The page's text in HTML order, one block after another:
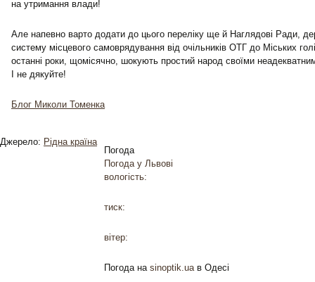
на утримання влади!
Але напевно варто додати до цього переліку ще й Наглядові Ради,
систему місцевого самоврядування від очільників ОТГ до Міських
останні роки, щомісячно, шокують простий народ своїми
І не дякуйте!
Блог Миколи Томенка
Джерело: Рідна країна
Погода
Погода у Львові
вологість:
тиск:
вітер:
Погода на sinoptik.uaв Одесі